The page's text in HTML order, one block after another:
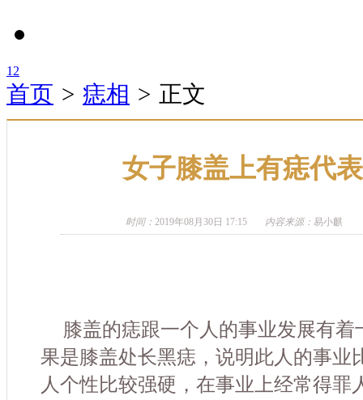
1 2
首页 > 痣相 > 正文
女子膝盖上有痣代
时间： 2019年08月30日 17:15 内容来源： 易小麒
膝盖的痣跟一个人的事业发展有
果是膝盖处长黑痣，说明此人的事业
人个性比较强硬，在事业上经常得罪